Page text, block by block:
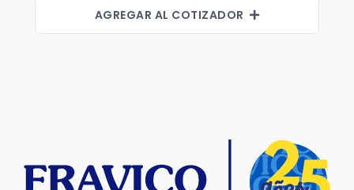
AGREGAR AL COTIZADOR